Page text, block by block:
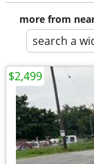
more from
search a
$2,499